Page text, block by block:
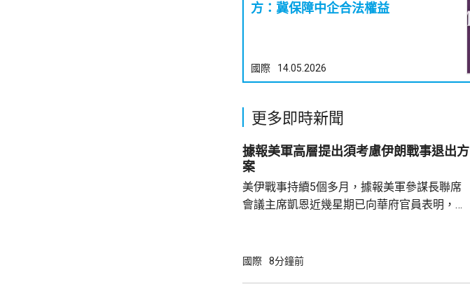
方：冀保障中企合法權益
國際 14.05.2026
更多即時新聞
據報美軍高層提出須考慮伊朗戰事退出方
案
美伊戰事持續5個多月，據報美軍參謀長聯席
會議主席凱恩近幾星期已向華府官員表明，單
果，認為美國必須有退出戰事的方案。 美國有
國際 8分鐘前